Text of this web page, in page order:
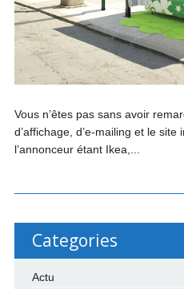
Vous n’êtes pas sans avoir
d’affichage, d’e-mailing et le site
l’annonceur étant Ikea,...
Categories
Actu